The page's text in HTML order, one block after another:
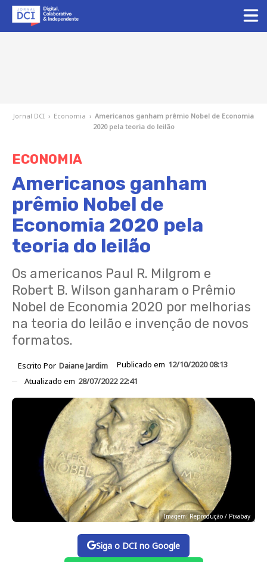
Jornal DCI › Economia › Americanos ganham prêmio Nobel de Economia
2020 pela teoria do leilão
ECONOMIA
Americanos ganham
prêmio Nobel de
Economia 2020 pela
teoria do leilão
Os americanos Paul R. Milgrom e
Robert B. Wilson ganharam o Prêmio
Nobel de Economia 2020 por melhorias
na teoria do leilão e invenção de novos
formatos.
Escrito Por Daiane Jardim Publicado em 12/10/2020 08:13
Atualizado em 28/07/2022 22:41
Imagem: Reprodução / Pixabay
Siga o DCI no Google